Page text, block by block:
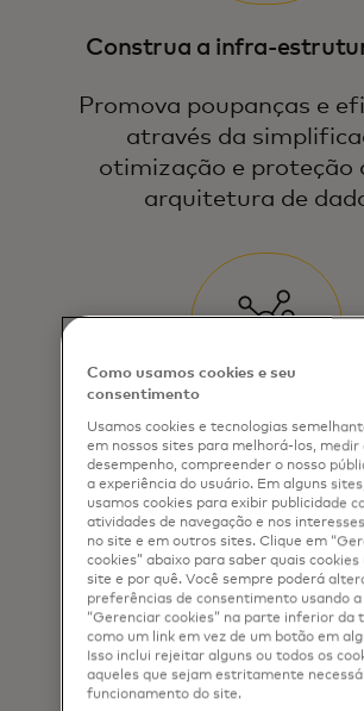
Damos ênfase a uma
tornando-os uma fonte
tomada de decisões eficaz e
crescimento.
Construa a infra-
Promova poupanças e
através da
otimização e proteção
arquitetura de
Crie bases sólidas de
dados
Elimine silos,
consistência e
que sustentem
inteligentes.
Como usamos cookies e seu
consentimento
Usamos cookies e tecnologias
em nossos sites para melhorá-los, medir
desempenho, compreender o nosso
a experiência do usuário. Em alguns
usamos cookies para exibir publicidade
atividades de navegação e nos
no site e em outros sites. Clique em
cookies” abaixo para saber quais cookies
site e por quê. Você sempre poderá
preferências de consentimento usando
“Gerenciar cookies” na parte inferior da
como um link em vez de um botão em
Isso inclui rejeitar alguns ou todos os
aqueles que sejam estritamente
funcionamento do site.